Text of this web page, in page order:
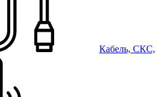
Кабель, СКС,